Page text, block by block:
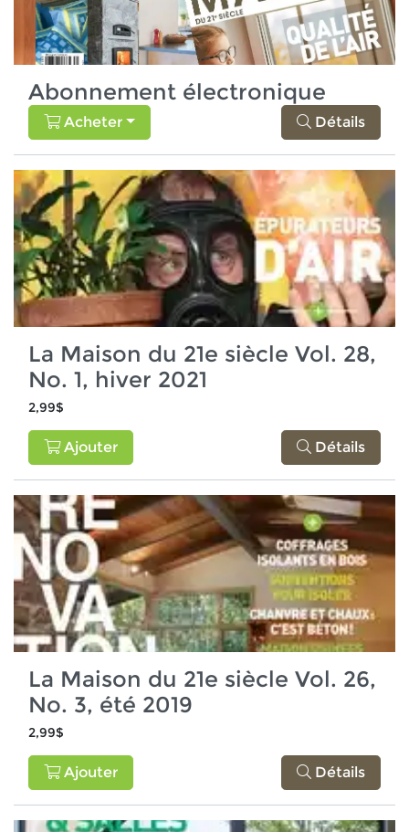
Abonnement électronique
Acheter Détails
La Maison du 21e siècle Vol. 28,
No. 1, hiver 2021
2,99$
Ajouter Détails
La Maison du 21e siècle Vol. 26,
No. 3, été 2019
2,99$
Ajouter Détails